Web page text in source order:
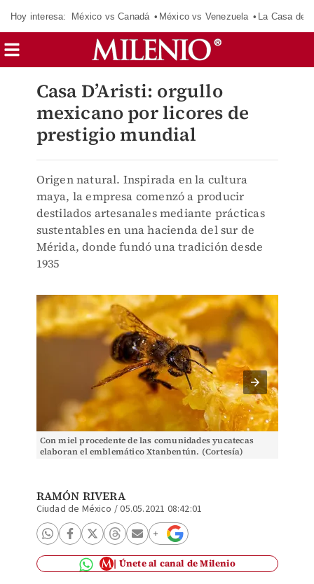
Hoy interesa: México vs Canadá México vs Venezuela La Casa de
Casa D’Aristi: orgullo
mexicano por licores de
prestigio mundial
Origen natural. Inspirada en la cultura
maya, la empresa comenzó a producir
destilados artesanales mediante prácticas
sustentables en una hacienda del sur de
Mérida, donde fundó una tradición desde
1935
Con miel procedente de las comunidades yucatecas
elaboran el emblemático Xtanbentún. (Cortesía)
RAMÓN RIVERA
Ciudad de México /05.05.2021 08:42:01
Únete al canal de Milenio